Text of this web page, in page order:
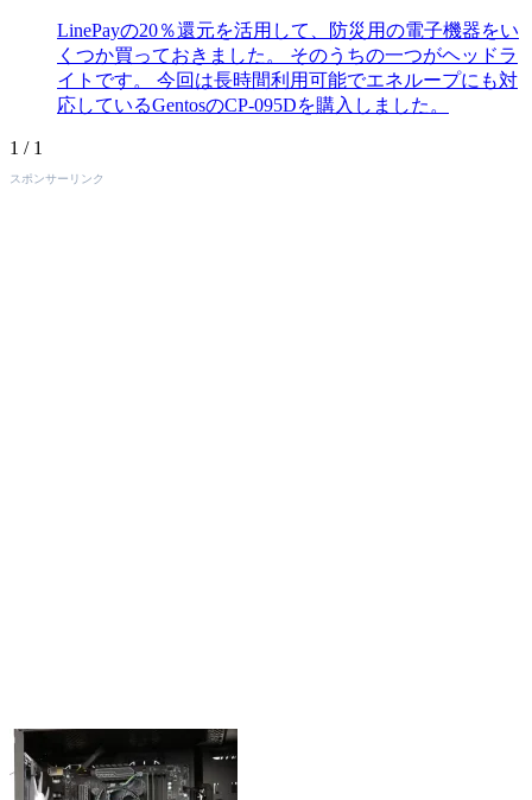
LinePayの20％還元を活用して、防災用の電子機器をい
くつか買っておきました。 そのうちの一つがヘッドラ
イトです。 今回は長時間利用可能でエネループにも対
応しているGentosのCP-095Dを購入しました。
1 / 1
スポンサーリンク